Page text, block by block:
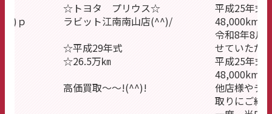
(^^)/
平成25年式 ハイゼットトラック
48,000km
令和8年8月4日 お客様より買取さ
せていただきました。
平成25年式 ハイゼットトラック
他店様やディーラー様の査定・下
取りにご納得のいかない方、是非
日産 セ
高価買取